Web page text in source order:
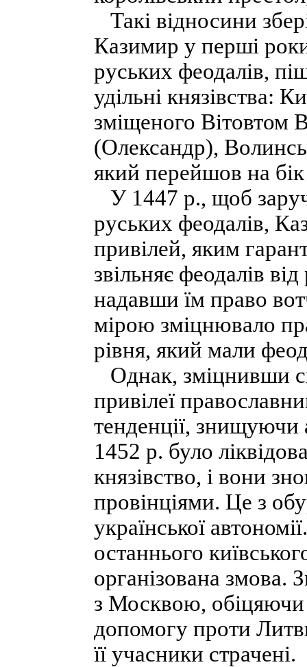
Такі відносини
Казимир у перші
руських феодалів,
удільні князівства:
зміщеного Вітовтом
(Олександр),
який перейшов на
У 1447 p., щоб
руських феодалів,
привілей, яким
звільняє феодалів
надавши їм право
мірою зміцнювало
рівня, який мали
Однак, зміцнивши
привілеї
тенденції, знищуючи
1452 р. було
князівство, і вони
провінціями. Це з
української
останнього
організована змова.
з Москвою, обіцяючи
допомогу проти
її учасники страчені.